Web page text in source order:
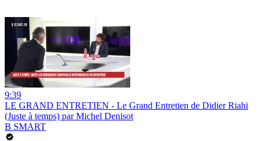
9:39
LE GRAND ENTRETIEN - Le Grand Entretien de Didier Riahi
(Juste à temps) par Michel Denisot
B SMART